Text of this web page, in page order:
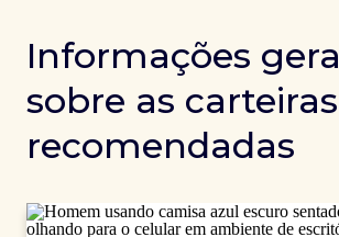
Informações
sobre as carteiras
recomendadas